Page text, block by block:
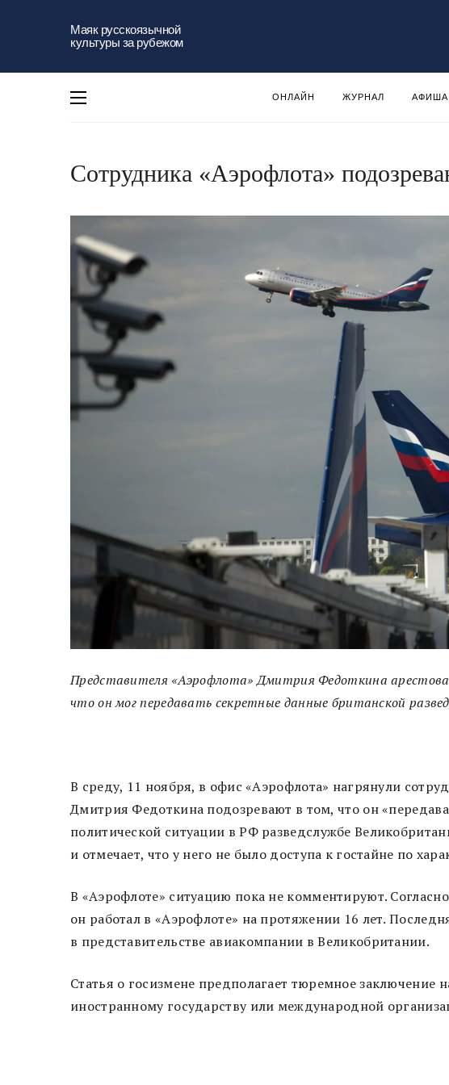
Маяк русскоязычной
культуры за рубежом
ОНЛАЙН ЖУРНАЛ АФИША
Сотрудника «Аэрофлота»
Представителя «Аэрофлота» Дмитрия Федоткина
что он мог передавать секретные данные британской
В среду, 11 ноября, в офис «Аэрофлота» нагрянули
Дмитрия Федоткина подозревают в том, что он
политической ситуации в РФ разведслужбе
и отмечает, что у него не было доступа к гостайне по
В «Аэрофлоте» ситуацию пока не комментируют.
он работал в «Аэрофлоте» на протяжении 16 лет.
в представительстве авиакомпании в Великобритании.
Статья о госизмене предполагает тюремное заключение
иностранному государству или международной